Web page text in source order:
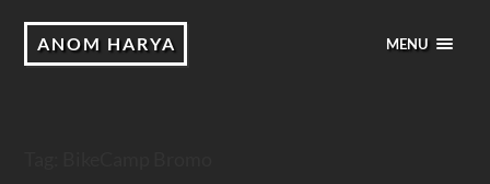
ANOM HARYA MENU